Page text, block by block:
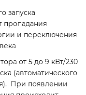
запуска
пропадания
и переключения
от 5 до 9 кВт/230
(автоматического
При появлении